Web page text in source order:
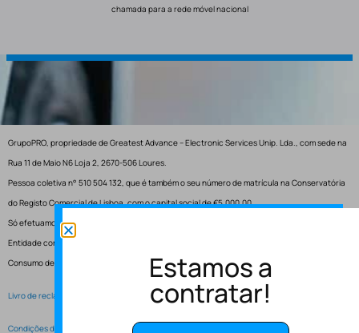
chamada para a rede móvel nacional
GrupoPRO, propriedade de Greatest Advance – Electronic Services Unip. Lda., com sede na
Rua 11 de Maio N6 Loja 2, 2670-506 Loures.
Pessoa coletiva n° 510 504 132, que é também o seu número de matrícula na Conservatória
do Registo Comercial de Lisboa, com o capital social de €5.000,00.
Só efetuamos entregas em Portugal.
Entidade competente para resolução de conflitos – Centro de Arbitragem de Conflitos de
Consumo de Lisboa.
Livro de reclamações electrónico
Condições de Serviço
Estamos a
contratar!